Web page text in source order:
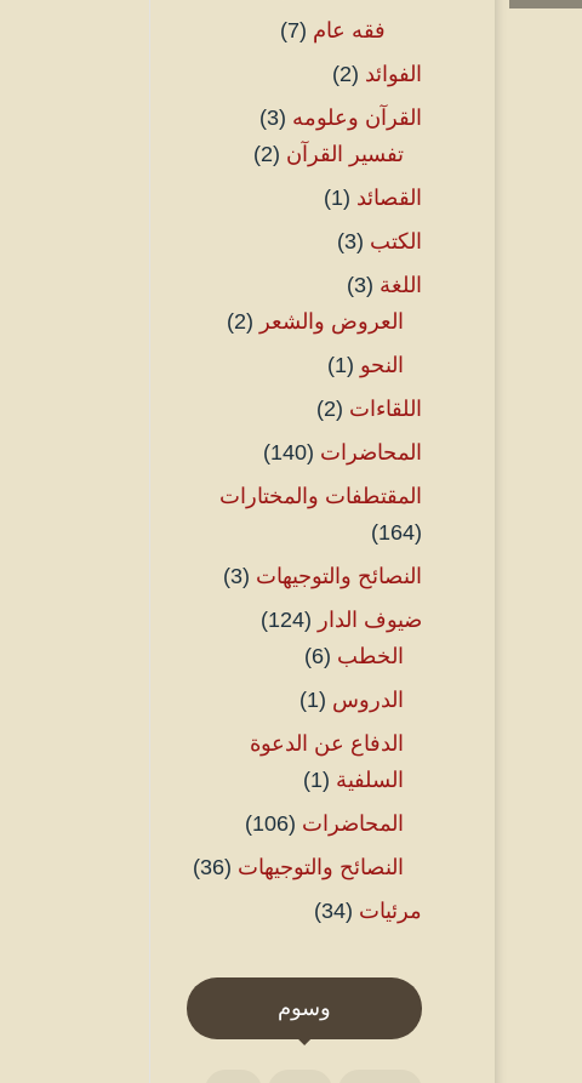
فقه عام (7)
الفوائد (2)
القرآن وعلومه (3)
تفسير القرآن (2)
القصائد (1)
الكتب (3)
اللغة (3)
العروض والشعر (2)
النحو (1)
اللقاءات (2)
المحاضرات (140)
المقتطفات والمختارات
(164)
النصائح والتوجيهات (3)
ضيوف الدار (124)
الخطب (6)
الدروس (1)
الدفاع عن الدعوة
السلفية (1)
المحاضرات (106)
النصائح والتوجيهات (36)
مرئيات (34)
وسوم